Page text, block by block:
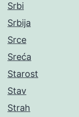
Srbi
Srbija
Srce
Sreća
Starost
Stav
Strah